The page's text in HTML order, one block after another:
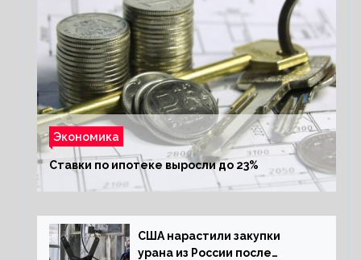
Экономика
Ставки по ипотеке выросли до 23%
США нарастили закупки
урана из России после